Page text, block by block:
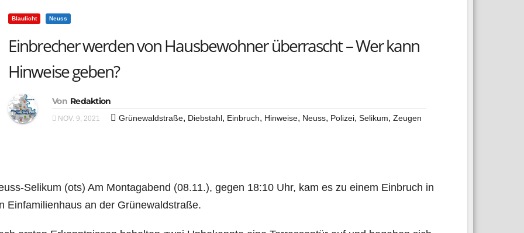
Blaulicht Neuss
Einbrecher werden von Hausbewohner überrascht – Wer kann
Hinweise geben?
Von Redaktion
NOV. 9, 2021 Grünewaldstraße, Diebstahl, Einbruch, Hinweise, Neuss, Polizei, Selikum, Zeugen
Seli­kum (ots) Am Mon­tag­abend (08.11.), gegen 18:10 Uhr, kam es zu einem Ein­bruch in
Ein­fa­mi­li­en­haus an der Grünewaldstraße.